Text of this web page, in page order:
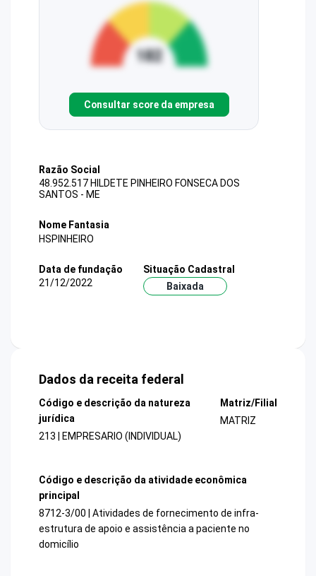
Consultar score da empresa
Razão Social
48.952.517 HILDETE PINHEIRO FONSECA DOS
SANTOS - ME
Nome Fantasia
HSPINHEIRO
Data de fundação
21/12/2022
Situação Cadastral
Baixada
Dados da receita federal
Código e descrição da natureza
jurídica
213 | EMPRESARIO (INDIVIDUAL)
Matriz/Filial
MATRIZ
Código e descrição da atividade econômica
principal
8712-3/00 | Atividades de fornecimento de infra-
estrutura de apoio e assistência a paciente no
domicílio